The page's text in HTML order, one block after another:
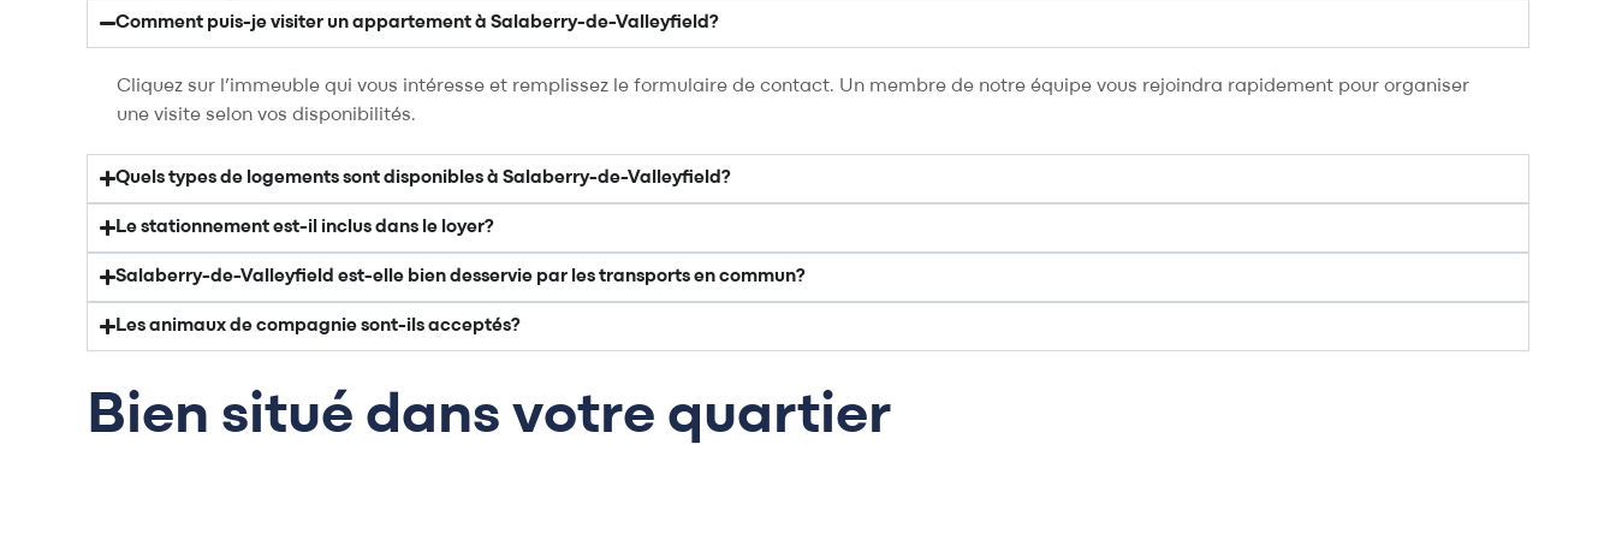
Comment puis-je visiter un appartement à Salaberry-de-Valleyfield?
Cliquez sur l’immeuble qui vous intéresse et remplissez le formulaire de contact. Un membre de notre équipe vous rejoindra rapidement pour organiser
une visite selon vos disponibilités.
Quels types de logements sont disponibles à Salaberry-de-Valleyfield?
Le stationnement est-il inclus dans le loyer?
Salaberry-de-Valleyfield est-elle bien desservie par les transports en commun?
Les animaux de compagnie sont-ils acceptés?
Bien situé dans votre quartier